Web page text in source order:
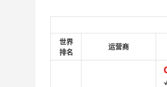
世界
排名
运营商